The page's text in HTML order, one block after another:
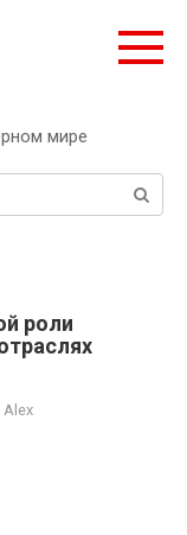
мире
роли
Alex